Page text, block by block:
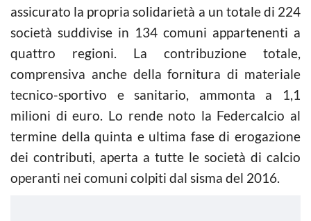
assicurato la propria solidarietà a un totale di 224
società suddivise in 134 comuni appartenenti a
quattro regioni. La contribuzione totale,
comprensiva anche della fornitura di materiale
tecnico-sportivo e sanitario, ammonta a 1,1
milioni di euro. Lo rende noto la Federcalcio al
termine della quinta e ultima fase di erogazione
dei contributi, aperta a tutte le società di calcio
operanti nei comuni colpiti dal sisma del 2016.